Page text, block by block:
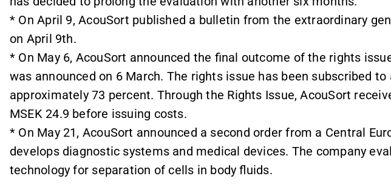
* On April 9, AcouSort published a bulletin from the extraordinary
on April 9th.
* On May 6, AcouSort announced the final outcome of the rights
was announced on 6 March. The rights issue has been subscribed
approximately 73 percent. Through the Rights Issue, AcouSort
MSEK 24.9 before issuing costs.
* On May 21, AcouSort announced a second order from a Central
develops diagnostic systems and medical devices. The company
technology for separation of cells in body fluids.